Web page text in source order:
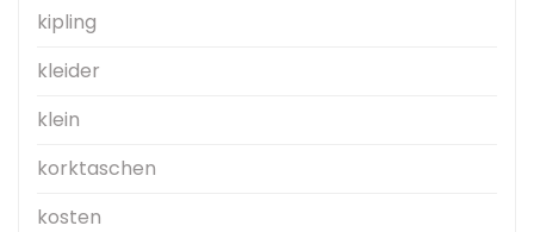
kipling
kleider
klein
korktaschen
kosten